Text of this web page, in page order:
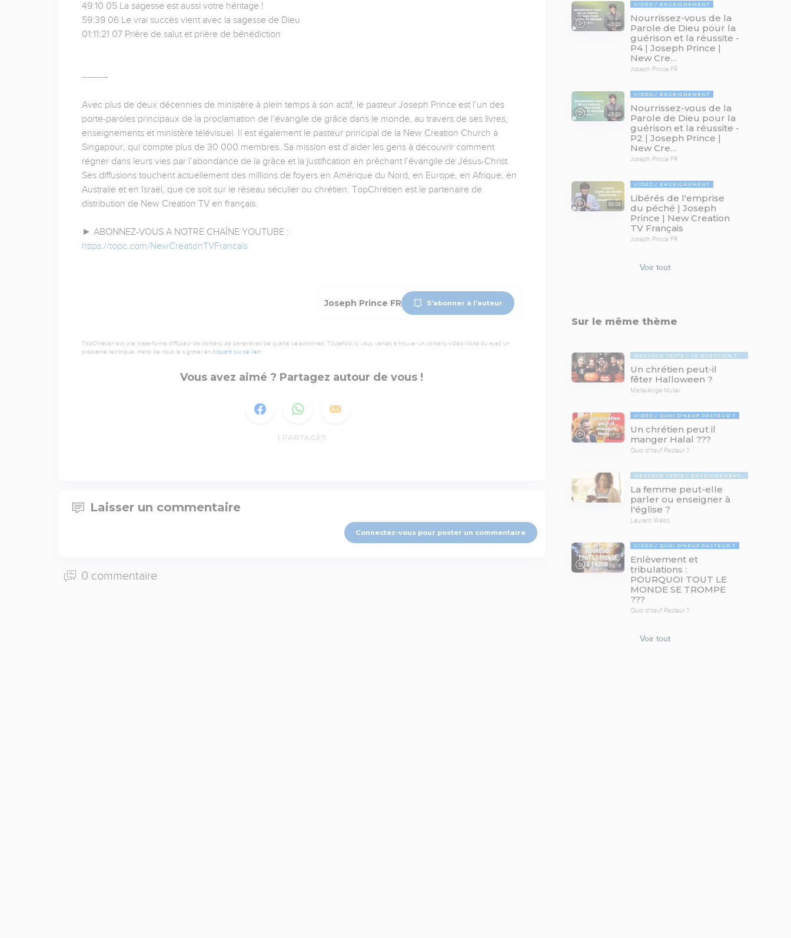
49:10 05 La sagesse est aussi votre héritage !
59:39 06 Le vrai succès vient avec la sagesse de Dieu
01:11:21 07 Prière de salut et prière de bénédiction
---------
Avec plus de deux décennies de ministère à plein temps à son actif, le pasteur Joseph Prince est l’un des
porte-paroles principaux de la proclamation de l’évangile de grâce dans le monde, au travers de ses livres,
enseignements et ministère télévisuel. Il est également le pasteur principal de la New Creation Church à
Singapour, qui compte plus de 30 000 membres. Sa mission est d’aider les gens à découvrir comment
régner dans leurs vies par l’abondance de la grâce et la justification en prêchant l’évangile de Jésus-Christ.
Ses diffusions touchent actuellement des millions de foyers en Amérique du Nord, en Europe, en Afrique, en
Australie et en Israël, que ce soit sur le réseau séculier ou chrétien. TopChrétien est le partenaire de
distribution de New Creation TV en français.
► ABONNEZ-VOUS A NOTRE CHAÎNE YOUTUBE :
https://topc.com/NewCreationTVFrancais
Joseph Prince FR S'abonner à l'auteur
TopChrétien est une plate-forme diffuseur de contenu de partenaires de qualité sélectionnés. Toutefois, si vous veniez à trouver un contenu vidéo illicite ou avec un
problème technique, merci de nous le signaler en cliquant sur ce lien.
Vous avez aimé ? Partagez autour de vous !
1 PARTAGES
Laisser un commentaire
Connectez-vous pour poster un commentaire
0 commentaire
43:00
VIDÉO ENSEIGNEMENT
Nourrissez-vous de la
Parole de Dieu pour la
guérison et la réussite -
P4 | Joseph Prince |
New Cre…
Joseph Prince FR
43:00
VIDÉO ENSEIGNEMENT
Nourrissez-vous de la
Parole de Dieu pour la
guérison et la réussite -
P2 | Joseph Prince |
New Cre…
Joseph Prince FR
58:09
VIDÉO ENSEIGNEMENT
Libérés de l'emprise
du péché | Joseph
Prince | New Creation
TV Français
Joseph Prince FR
Voir tout
Sur le même thème
MESSAGE TEXTE LA QUESTION TABOUE
Un chrétien peut-il
fêter Halloween ?
Marie-Ange Muller
17:21
VIDÉO QUOI D'NEUF PASTEUR ?
Un chrétien peut il
manger Halal ???
Quoi d'neuf Pasteur ?
MESSAGE TEXTE ENSEIGNEMENTS BIBLIQUES
La femme peut-elle
parler ou enseigner à
l'église ?
Laurent Weiss
78:19
VIDÉO QUOI D'NEUF PASTEUR ?
Enlèvement et
tribulations :
POURQUOI TOUT LE
MONDE SE TROMPE
???
Quoi d'neuf Pasteur ?
Voir tout